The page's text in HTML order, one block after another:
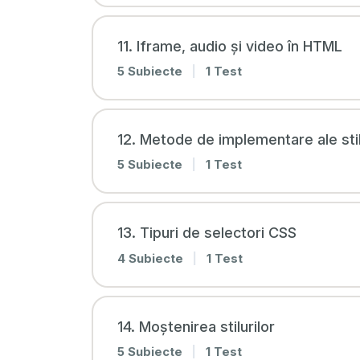
11. Iframe, audio și video în HTML
5 Subiecte 1 Test
12. Metode de implementare ale
5 Subiecte 1 Test
13. Tipuri de selectori CSS
4 Subiecte 1 Test
14. Moștenirea stilurilor
5 Subiecte 1 Test